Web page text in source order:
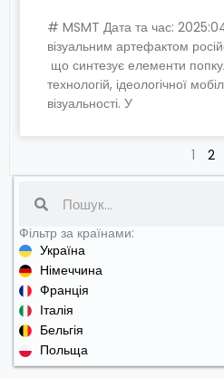
# MSMT Дата та час:
візуальним артефактом
що синтезує елементи
технологій, ідеологічної
візуальності. У
1 2
Фільтр за країнами:
Україна
Німеччина
Франція
Італія
Бельгія
Польща